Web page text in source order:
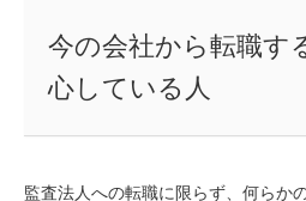
今の会社から転職す
心している人
監査法人への転職に限らず、何らか